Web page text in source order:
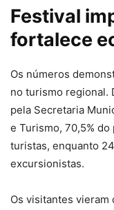
Festival
fortalece
Os números
no turismo regional.
pela Secretaria
e Turismo, 70,5%
turistas, enquanto
excursionistas.
Os visitantes